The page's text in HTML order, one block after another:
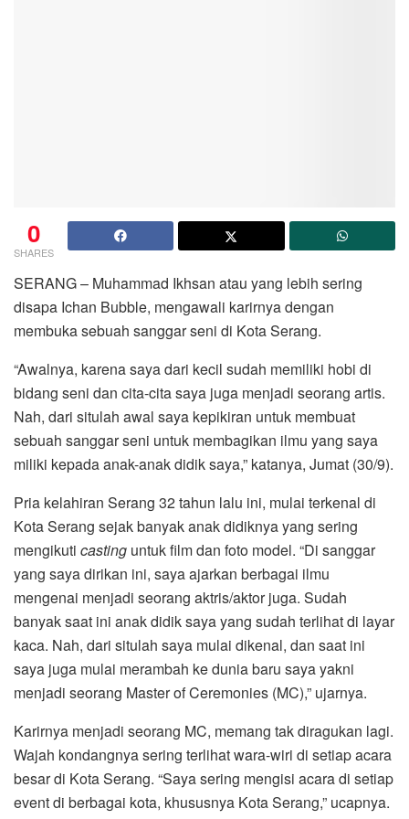
0
SHARES
SERANG – Muhammad Ikhsan atau yang lebih sering
disapa Ichan Bubble, mengawali karirnya dengan
membuka sebuah sanggar seni di Kota Serang.
“Awalnya, karena saya dari kecil sudah memiliki hobi di
bidang seni dan cita-cita saya juga menjadi seorang artis.
Nah, dari situlah awal saya kepikiran untuk membuat
sebuah sanggar seni untuk membagikan ilmu yang saya
miliki kepada anak-anak didik saya,” katanya, Jumat (30/9).
Pria kelahiran Serang 32 tahun lalu ini, mulai terkenal di
Kota Serang sejak banyak anak didiknya yang sering
mengikuti casting untuk film dan foto model. “Di sanggar
yang saya dirikan ini, saya ajarkan berbagai ilmu
mengenai menjadi seorang aktris/aktor juga. Sudah
banyak saat ini anak didik saya yang sudah terlihat di layar
kaca. Nah, dari situlah saya mulai dikenal, dan saat ini
saya juga mulai merambah ke dunia baru saya yakni
menjadi seorang Master of Ceremonies (MC),” ujarnya.
Karirnya menjadi seorang MC, memang tak diragukan lagi.
Wajah kondangnya sering terlihat wara-wiri di setiap acara
besar di Kota Serang. “Saya sering mengisi acara di setiap
event di berbagai kota, khususnya Kota Serang,” ucapnya.